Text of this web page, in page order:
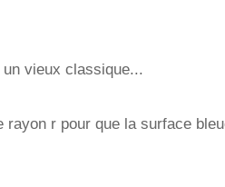
vieux classique...
r pour que la surface